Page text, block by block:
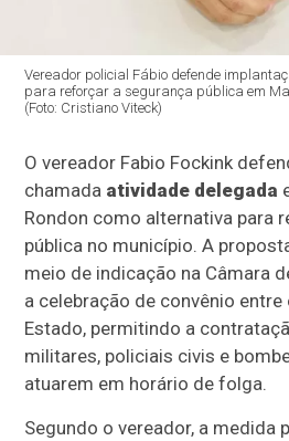
Vereador policial Fábio defende
para reforçar a segurança pública em
(Foto: Cristiano Viteck)
O vereador Fabio Fockink
chamada atividade delegada
Rondon como alternativa para
pública no município. A
meio de indicação na Câmara
a celebração de convênio entre
Estado, permitindo a
militares, policiais civis e
atuarem em horário de folga.
Segundo o vereador, a medida